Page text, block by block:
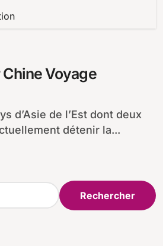
Voyage
détenir la...